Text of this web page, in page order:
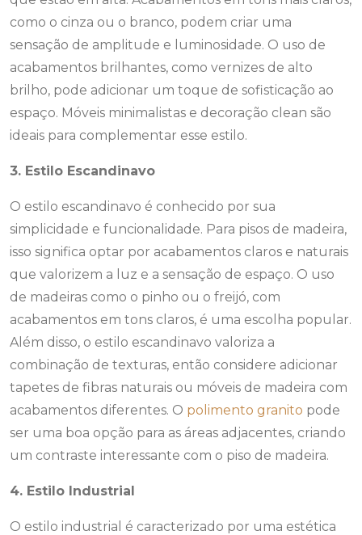
como o cinza ou o branco, podem criar uma
sensação de amplitude e luminosidade. O uso de
acabamentos brilhantes, como vernizes de alto
brilho, pode adicionar um toque de sofisticação ao
espaço. Móveis minimalistas e decoração clean são
ideais para complementar esse estilo.
3. Estilo Escandinavo
O estilo escandinavo é conhecido por sua
simplicidade e funcionalidade. Para pisos de madeira,
isso significa optar por acabamentos claros e naturais
que valorizem a luz e a sensação de espaço. O uso
de madeiras como o pinho ou o freijó, com
acabamentos em tons claros, é uma escolha popular.
Além disso, o estilo escandinavo valoriza a
combinação de texturas, então considere adicionar
tapetes de fibras naturais ou móveis de madeira com
acabamentos diferentes. O polimento granito pode
ser uma boa opção para as áreas adjacentes, criando
um contraste interessante com o piso de madeira.
4. Estilo Industrial
O estilo industrial é caracterizado por uma estética